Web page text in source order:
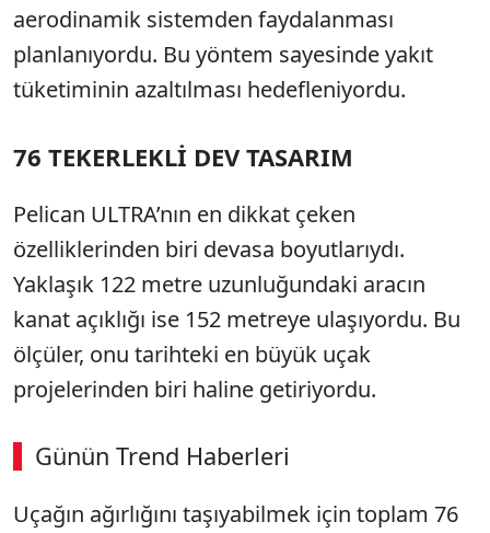
aerodinamik sistemden faydalanması
planlanıyordu. Bu yöntem sayesinde yakıt
tüketiminin azaltılması hedefleniyordu.
76 TEKERLEKLİ DEV TASARIM
Pelican ULTRA’nın en dikkat çeken
özelliklerinden biri devasa boyutlarıydı.
Yaklaşık 122 metre uzunluğundaki aracın
kanat açıklığı ise 152 metreye ulaşıyordu. Bu
ölçüler, onu tarihteki en büyük uçak
projelerinden biri haline getiriyordu.
Günün Trend Haberleri
Uçağın ağırlığını taşıyabilmek için toplam 76